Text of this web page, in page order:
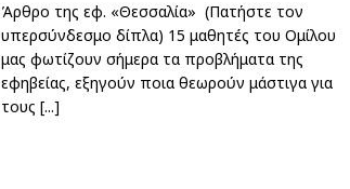
Άρθρο της εφ. «Θεσσαλία» (Πατήστε τον
υπερσύνδεσμο δίπλα) 15 μαθητές του Ομίλου
μας φωτίζουν σήμερα τα προβλήματα της
εφηβείας, εξηγούν ποια θεωρούν μάστιγα για
τους [...]